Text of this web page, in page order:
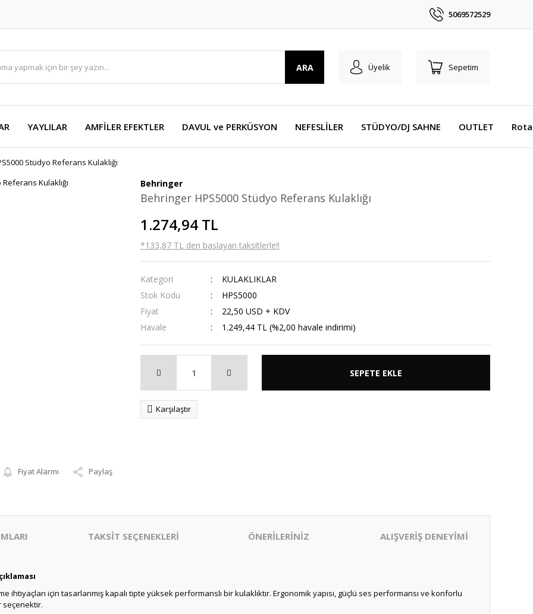
5069572529
ARA Üyelik Sepetim
YAYLILAR AMFİLER EFEKTLER DAVUL ve PERKÜSYON NEFESLİLER STÜDYO/DJ SAHNE OUTLET
Stüdyo Referans Kulaklığı
Fiyat Alarmı Paylaş
Behringer
Behringer HPS5000 Stüdyo Referans Kulaklığı
1.274,94 TL
*133,87 TL den başlayan taksitlerle!!
Kategori
KULAKLIKLAR
Stok Kodu
HPS5000
Fiyat
22,50 USD + KDV
Havale
1.249,44 TL (%2,00 havale indirimi)
SEPETE EKLE
Karşılaştır
TAKSİT SEÇENEKLERİ ÖNERİLERİNİZ ALIŞVERİŞ DENEYİMİ
ihtiyaçları için tasarlanmış kapalı tipte yüksek performanslı bir kulaklıktır. Ergonomik yapısı, güçlü ses performansı ve konforlu
seçenektir.